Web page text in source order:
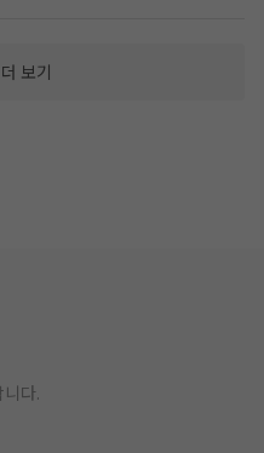
보기
다.